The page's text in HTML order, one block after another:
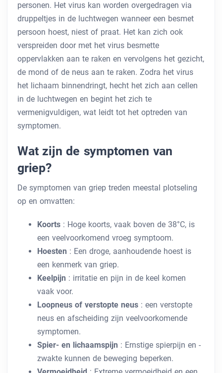
personen. Het virus kan worden overgedragen via
druppeltjes in de luchtwegen wanneer een besmet
persoon hoest, niest of praat. Het kan zich ook
verspreiden door met het virus besmette
oppervlakken aan te raken en vervolgens het gezicht,
de mond of de neus aan te raken. Zodra het virus
het lichaam binnendringt, hecht het zich aan cellen
in de luchtwegen en begint het zich te
vermenigvuldigen, wat leidt tot het optreden van
symptomen.
Wat zijn de symptomen van
griep?
De symptomen van griep treden meestal plotseling
op en omvatten:
Koorts : Hoge koorts, vaak boven de 38°C, is
een veelvoorkomend vroeg symptoom.
Hoesten : Een droge, aanhoudende hoest is
een kenmerk van griep.
Keelpijn : irritatie en pijn in de keel komen
vaak voor.
Loopneus of verstopte neus : een verstopte
neus en afscheiding zijn veelvoorkomende
symptomen.
Spier- en lichaamspijn : Ernstige spierpijn en -
zwakte kunnen de beweging beperken.